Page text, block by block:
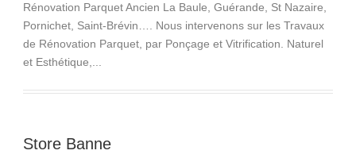
Rénovation Parquet Ancien La Baule, Guérande, St Nazaire,
Pornichet, Saint-Brévin…. Nous intervenons sur les Travaux
de Rénovation Parquet, par Ponçage et Vitrification. Naturel
et Esthétique,...
Store Banne